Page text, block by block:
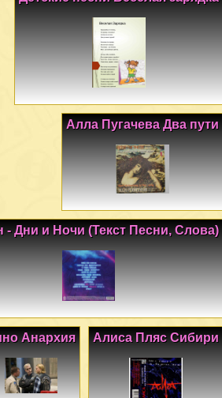
Алла Пугачева Два пути
- Дни и Ночи (Текст Песни, Слова)
Алиса Пляс Сибири
Анархия